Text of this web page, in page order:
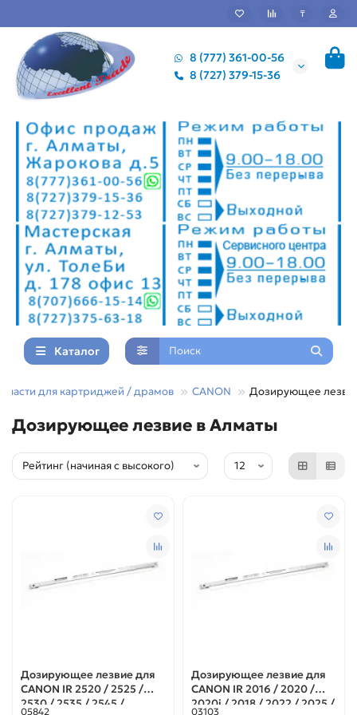
₸
8 (777) 361-00-56
8 (727) 379-15-36
Каталог
для картриджей / драмов CANON Дозирующее
Дозирующее лезвие в Алматы
Дозирующее лезвие для
CANON IR 2520 / 2525 /
2530 / 2535 / 2545 /
05842
Дозирующее лезвие для
CANON IR 2016 / 2020 /
2020i / 2018 / 2022 / 2025 /
03103